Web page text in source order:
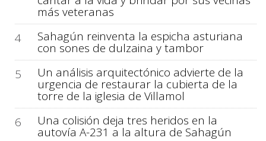
más veteranas
4
Sahagún reinventa la espicha asturiana
con sones de dulzaina y tambor
5
Un análisis arquitectónico advierte de la
urgencia de restaurar la cubierta de la
torre de la iglesia de Villamol
6
Una colisión deja tres heridos en la
autovía A-231 a la altura de Sahagún